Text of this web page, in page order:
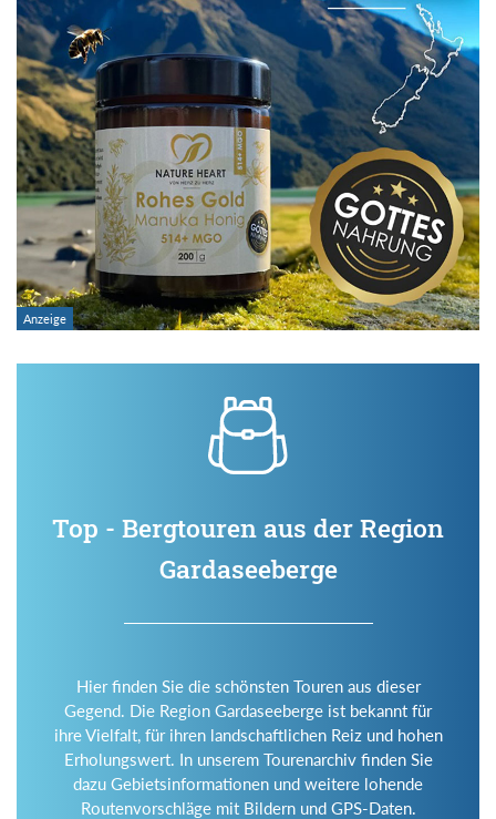
Top - Bergtouren aus der Region
Gardaseeberge
Hier finden Sie die schönsten Touren aus dieser
Gegend. Die Region Gardaseeberge ist bekannt für
ihre Vielfalt, für ihren landschaftlichen Reiz und hohen
Erholungswert. In unserem Tourenarchiv finden Sie
dazu Gebietsinformationen und weitere lohende
Routenvorschläge mit Bildern und GPS-Daten.